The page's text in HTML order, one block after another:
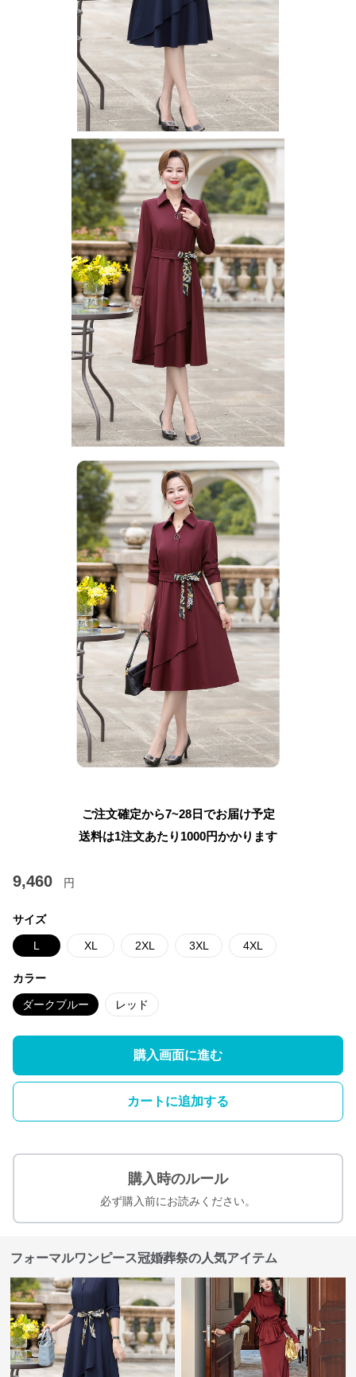
ご注文確定から7~28日でお届け予定
送料は1注文あたり 1000円かかります
9,460 円
サイズ
L XL 2XL 3XL 4XL
カラー
ダークブルー レッド
購入画面に進む
カートに追加する
購入時のルール
必ず購入前にお読みください。
フォーマルワンピース冠婚葬祭の人気アイテム